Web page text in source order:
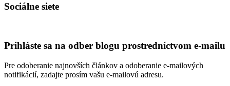
Sociálne siete
integracklub
Facebook
integracklub
Twitter
tekk
GitHub
tekkoooo
YouTube
Prihláste sa na odber blogu prostredníctvom e-mailu
Pre odoberanie najnovších článkov a odoberanie e-mailových
notifikácií, zadajte prosím vašu e-mailovú adresu.